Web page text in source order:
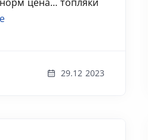
29.12 2023